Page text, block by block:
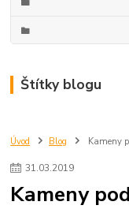
Štítky blogu
Úvod Blog Kameny
31.03.2019
Kameny